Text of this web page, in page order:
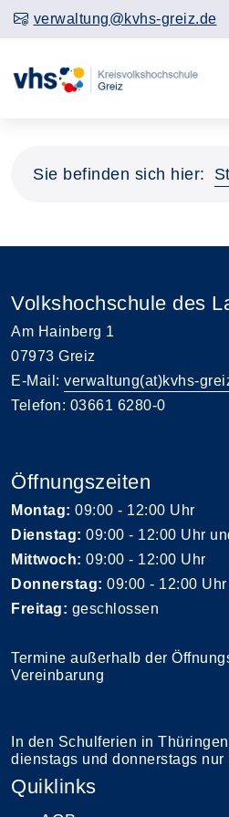
verwaltung@kvhs-greiz.de
Sie befinden sich hier:
Volkshochschule des
Am Hainberg 1
07973 Greiz
E-Mail: verwaltung(at)kvhs-
Telefon: 03661 6280-0
Öffnungszeiten
Montag: 09:00 - 12:00 Uhr
Dienstag: 09:00 - 12:00 Uhr
Mittwoch: 09:00 - 12:00 Uhr
Donnerstag: 09:00 - 12:00
Freitag: geschlossen
Termine außerhalb der
Vereinbarung
In den Schulferien in
dienstags und donnerstags nur
Quiklinks